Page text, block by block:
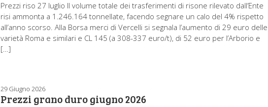
Prezzi riso 27 luglio Il volume totale dei trasferimenti di risone rilevato dall’Ente
risi ammonta a 1.246.164 tonnellate, facendo segnare un calo del 4% rispetto
all’anno scorso. Alla Borsa merci di Vercelli si segnala l’aumento di 29 euro delle
varietà Roma e similari e CL 145 (a 308-337 euro/t), di 52 euro per l’Arborio e
[…]
29 Giugno 2026
Prezzi grano duro giugno 2026